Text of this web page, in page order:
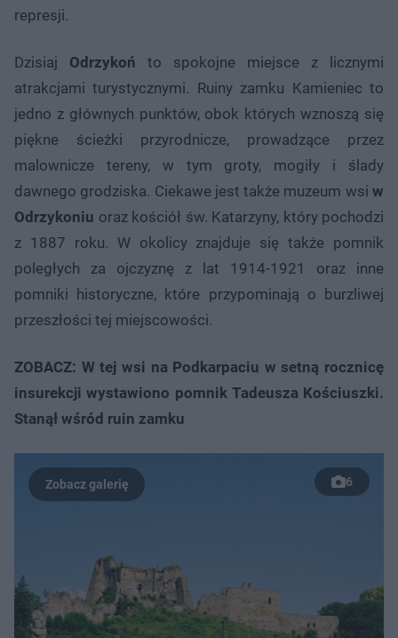
represji.
Dzisiaj Odrzykoń to spokojne miejsce z licznymi
atrakcjami turystycznymi. Ruiny zamku Kamieniec to
jedno z głównych punktów, obok których wznoszą się
piękne ścieżki przyrodnicze, prowadzące przez
malownicze tereny, w tym groty, mogiły i ślady
dawnego grodziska. Ciekawe jest także muzeum wsi w
Odrzykoniu oraz kościół św. Katarzyny, który pochodzi
z 1887 roku. W okolicy znajduje się także pomnik
poległych za ojczyznę z lat 1914-1921 oraz inne
pomniki historyczne, które przypominają o burzliwej
przeszłości tej miejscowości.
ZOBACZ: W tej wsi na Podkarpaciu w setną rocznicę
insurekcji wystawiono pomnik Tadeusza Kościuszki.
Stanął wśród ruin zamku
6